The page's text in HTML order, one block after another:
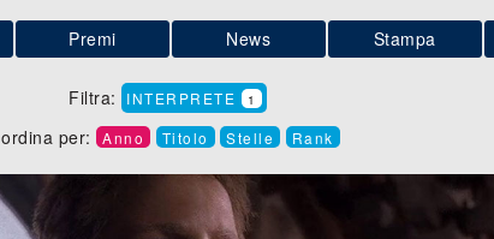
Premi News Stampa
Filtra: INTERPRETE 1
ordina per: Anno Titolo Stelle Rank